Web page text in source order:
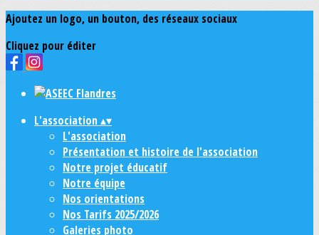
Ajoutez un logo, un bouton, des réseaux sociaux
Cliquez pour éditer
L'association▴▾
L'association
Présentation et histoire de l'association
Notre projet éducatif
Notre équipe
Nos orientations
Nos Tarifs 2025/2026
Galeries photo